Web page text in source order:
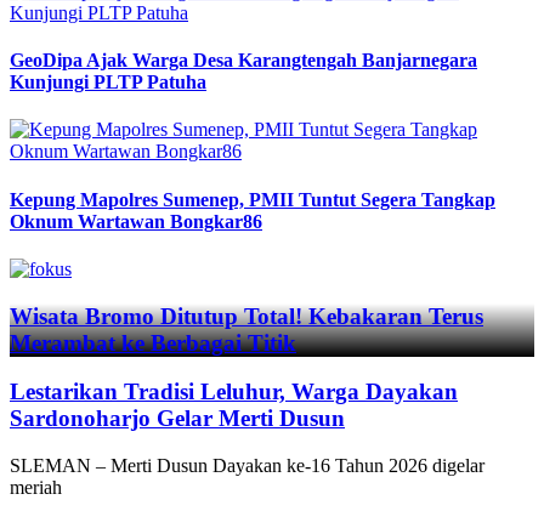
GeoDipa Ajak Warga Desa Karangtengah Banjarnegara
Kunjungi PLTP Patuha
Kepung Mapolres Sumenep, PMII Tuntut Segera Tangkap
Oknum Wartawan Bongkar86
Previous
Next
Wisata Bromo Ditutup Total! Kebakaran Terus
Merambat ke Berbagai Titik
Lestarikan Tradisi Leluhur, Warga Dayakan
Sardonoharjo Gelar Merti Dusun
SLEMAN – Merti Dusun Dayakan ke-16 Tahun 2026 digelar
meriah